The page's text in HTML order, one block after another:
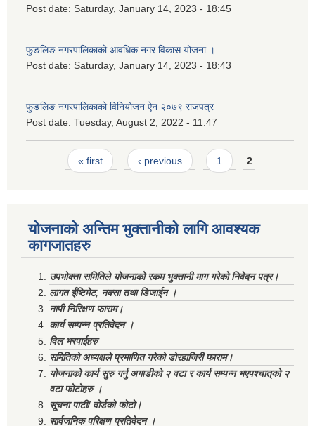
Post date: Saturday, January 14, 2023 - 18:45
फुङलिङ नगरपालिकाको आवधिक नगर विकास योजना ।
Post date: Saturday, January 14, 2023 - 18:43
फुङलिङ नगरपालिकाको विनियोजन ऐन २०७९ राजपत्र
Post date: Tuesday, August 2, 2022 - 11:47
Pages« first ‹ previous 1 2
योजनाको अन्तिम भुक्तानीको लागि आवश्यक
कागजातहरु
उपभोक्ता समितिले योजनाको रकम भुक्तानी माग गरेको निवेदन पत्र।
लागत ईष्टिमेट, नक्सा तथा डिजाईन ।
नापी निरिक्षण फाराम।
कार्य सम्पन्न प्रतिवेदन ।
विल भरपाईहरु
समितिको अध्यक्षले प्रमाणित गरेको डोरहाजिरी फाराम।
योजनाको कार्य सुरु गर्नु अगाडीको २ वटा र कार्य सम्पन्न भएपश्चात्‌को २
वटा फोटोहरु ।
सूचना पाटी/ वोर्डको फोटो।
सार्वजनिक परिक्षण प्रतिवेदन ।